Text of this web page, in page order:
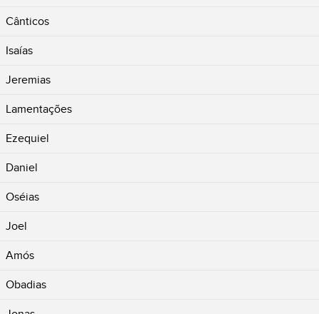
Cânticos
Isaías
Jeremias
Lamentações
Ezequiel
Daniel
Oséias
Joel
Amós
Obadias